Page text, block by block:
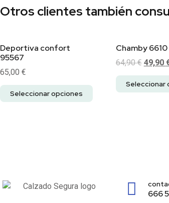
Otros clientes también
Deportiva confort
95567
65,00 €
Seleccionar opciones
Chamby 6610
64,90€ 49,90
Seleccionar
666